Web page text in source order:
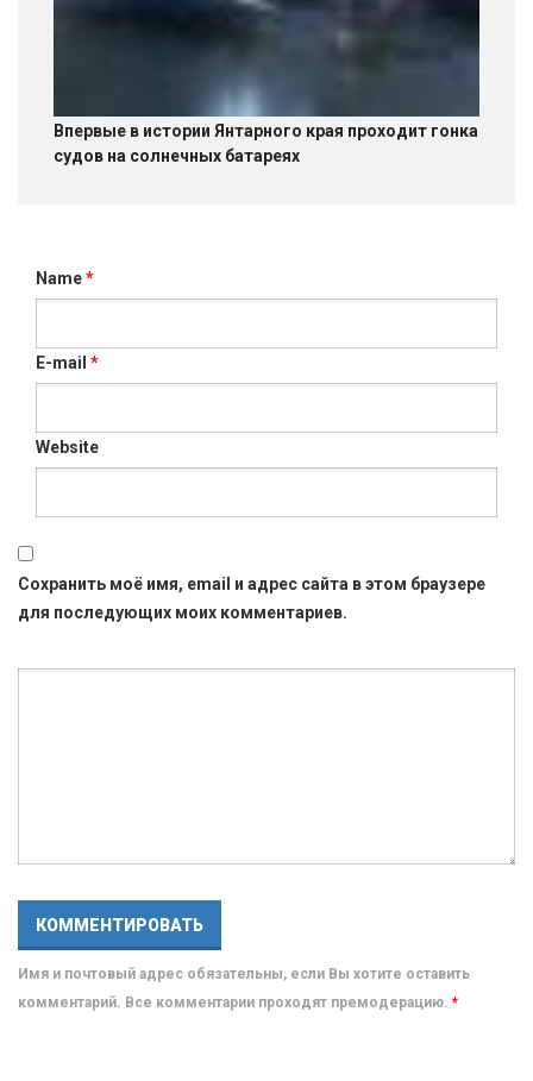
Впервые в истории Янтарного края проходит гонка
судов на солнечных батареях
Name*
E-mail *
Website
Сохранить моё имя, email и адрес сайта в этом браузере
для последующих моих комментариев.
Имя и почтовый адрес обязательны, если Вы хотите оставить
комментарий. Все комментарии проходят премодерацию. *